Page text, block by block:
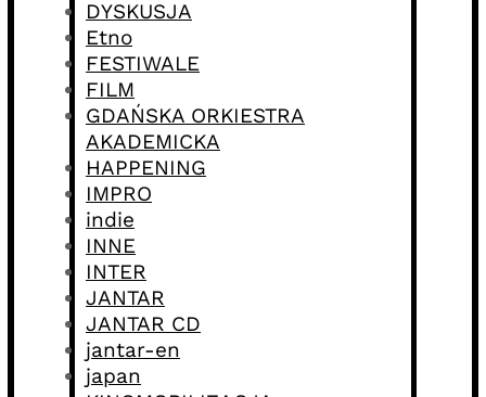
DYSKUSJA
Etno
FESTIWALE
FILM
GDAŃSKA ORKIESTRA
AKADEMICKA
HAPPENING
IMPRO
indie
INNE
INTER
JANTAR
JANTAR CD
jantar-en
japan